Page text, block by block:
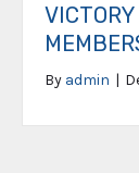
By admin |